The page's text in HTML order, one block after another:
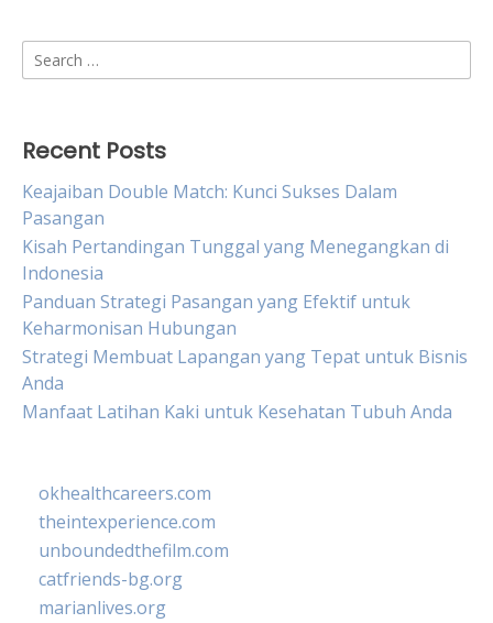
Search
for:
Recent Posts
Keajaiban Double Match: Kunci Sukses Dalam
Pasangan
Kisah Pertandingan Tunggal yang Menegangkan di
Indonesia
Panduan Strategi Pasangan yang Efektif untuk
Keharmonisan Hubungan
Strategi Membuat Lapangan yang Tepat untuk Bisnis
Anda
Manfaat Latihan Kaki untuk Kesehatan Tubuh Anda
okhealthcareers.com
theintexperience.com
unboundedthefilm.com
catfriends-bg.org
marianlives.org